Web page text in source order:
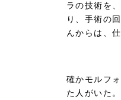
ラの技術を
り、手術の
んからは、
確かモルフ
た人がいた